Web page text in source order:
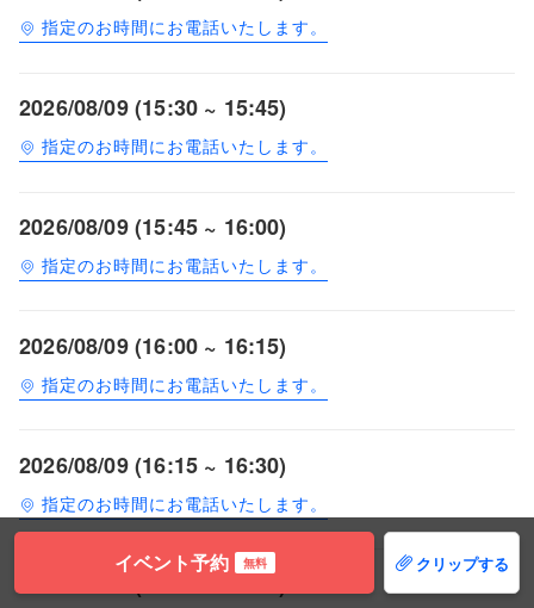
指定のお時間にお電話いたします。
2026/08/09 (15:30 ~ 15:45)
指定のお時間にお電話いたします。
2026/08/09 (15:45 ~ 16:00)
指定のお時間にお電話いたします。
2026/08/09 (16:00 ~ 16:15)
指定のお時間にお電話いたします。
2026/08/09 (16:15 ~ 16:30)
指定のお時間にお電話いたします。
2026/08/09 (16:30 ~ 16:45)
イベント予約 無料 クリップする